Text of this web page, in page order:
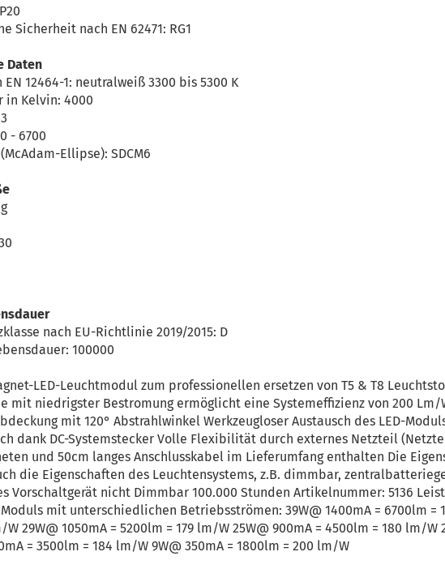
Sicherheit nach EN 62471: RG1
Daten
12464-1: neutralweiß 3300 bis 5300 K
in Kelvin: 4000
- 6700
Ellipse): SDCM6
nach EU-Richtlinie 2019/2015: D
100000
LED-Leuchtmodul zum professionellen ersetzen von T5 & T8
mit niedrigster Bestromung ermöglicht eine Systemeffizienz von 200
mit 120° Abstrahlwinkel Werkzeugloser Austausch des LED-
dank DC-Systemstecker Volle Flexibilität durch externes Netzteil
und 50cm langes Anschlusskabel im Lieferumfang enthalten Die
die Eigenschaften des Leuchtensystems, z.B. dimmbar,
Vorschaltgerät nicht Dimmbar 100.000 Stunden Artikelnummer: 5136
mit unterschiedlichen Betriebsströmen: 39W@ 1400mA = 6700lm =
W 29W@ 1050mA = 5200lm = 179 lm/W 25W@ 900mA = 4500lm = 180 lm/W
= 3500lm = 184 lm/W 9W@ 350mA = 1800lm = 200 lm/W